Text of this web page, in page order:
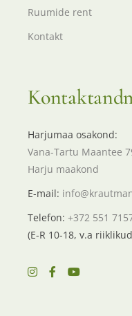
Ruumide rent
Kontakt
Harjumaa osakond:
Vana-Tartu Maantee
Harju maakond
E-mail:
Telefon:+372 551
(E-R 10-18, v.a